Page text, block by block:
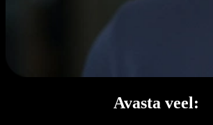
Avasta veel: